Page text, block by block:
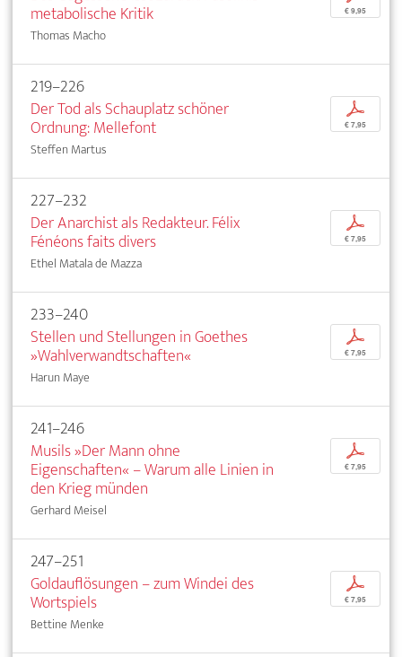
metabolische Kritik
Thomas Macho
€ 9,95
219–226
Der Tod als Schauplatz schöner
Ordnung: Mellefont
Steffen Martus
p
€ 7,95
227–232
Der Anarchist als Redakteur. Félix
Fénéons faits divers
Ethel Matala de Mazza
p
€ 7,95
233–240
Stellen und Stellungen in Goethes
»Wahlverwandtschaften«
Harun Maye
p
€ 7,95
241–246
Musils »Der Mann ohne
Eigenschaften« – Warum alle Linien in
den Krieg münden
Gerhard Meisel
p
€ 7,95
247–251
Goldauflösungen – zum Windei des
Wortspiels
Bettine Menke
p
€ 7,95